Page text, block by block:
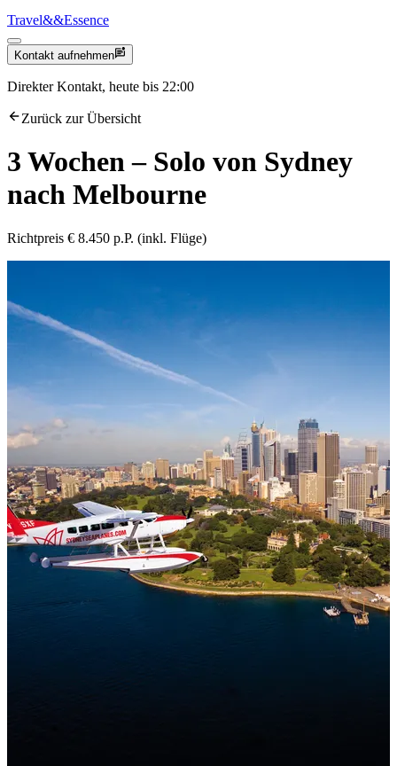
Travel&&Essence
Kontakt aufnehmen
Direkter Kontakt, heute bis 22:00
Zurück zur Übersicht
3 Wochen – Solo von Sydney
nach Melbourne
Richtpreis € 8.450 p.P. (inkl. Flüge)